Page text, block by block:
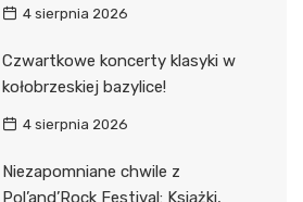
4 sierpnia 2026
Czwartkowe koncerty klasyki w
kołobrzeskiej bazylice!
4 sierpnia 2026
Niezapomniane chwile z